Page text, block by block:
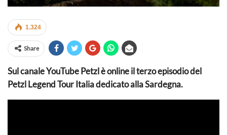
1.324
Share
Sul canale YouTube Petzl è online il terzo episodio del
Petzl Legend Tour Italia dedicato alla Sardegna.